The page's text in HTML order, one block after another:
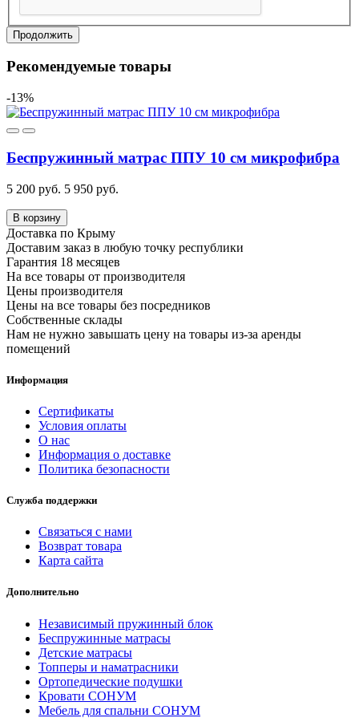
Продолжить
Рекомендуемые товары
-13%
Беспружинный матрас ППУ 10 см микрофибра
5 200 руб. 5 950 руб.
В корзину
Доставка по Крыму
Доставим заказ в любую точку республики
Гарантия 18 месяцев
На все товары от производителя
Цены производителя
Цены на все товары без посредников
Собственные склады
Нам не нужно завышать цену на товары из-за аренды
помещений
Информация
Сертификаты
Условия оплаты
О нас
Информация о доставке
Политика безопасности
Служба поддержки
Связаться с нами
Возврат товара
Карта сайта
Дополнительно
Независимый пружинный блок
Беспружинные матрасы
Детские матрасы
Топперы и наматрасники
Ортопедические подушки
Кровати СОНУМ
Мебель для спальни СОНУМ